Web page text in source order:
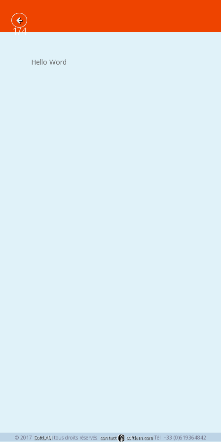
1/4
Hello Word
© 2017 SoftLAM tous droits réservés. contact softlam.com Tél :+33 (0)619364842